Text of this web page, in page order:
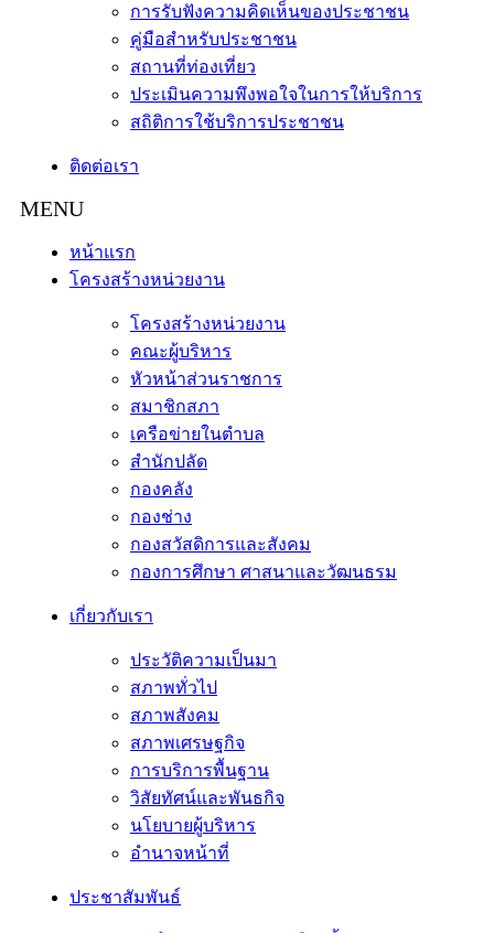
การรับฟังความคิดเห็นของประชาชน
คู่มือสำหรับประชาชน
สถานที่ท่องเที่ยว
ประเมินความพึงพอใจในการให้บริการ
สถิติการใช้บริการประชาชน
ติดต่อเรา
หน้าแรก
โครงสร้างหน่วยงาน
โครงสร้างหน่วยงาน
คณะผู้บริหาร
หัวหน้าส่วนราชการ
สมาชิกสภา
เครือข่ายในตำบล
สำนักปลัด
กองคลัง
กองช่าง
กองสวัสดิการและสังคม
กองการศึกษา ศาสนาและวัฒนธรม
เกี่ยวกับเรา
ประวัติความเป็นมา
สภาพทั่วไป
สภาพสังคม
สภาพเศรษฐกิจ
การบริการพื้นฐาน
วิสัยทัศน์และพันธกิจ
นโยบายผู้บริหาร
อํานาจหน้าที่
ประชาสัมพันธ์